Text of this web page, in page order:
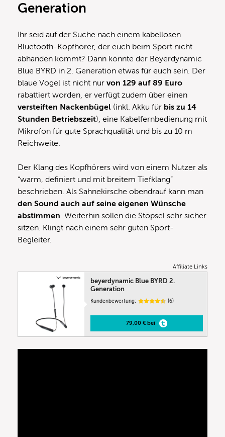
Generation
Ihr seid auf der Suche nach einem kabellosen
Bluetooth-Kopfhörer, der euch beim Sport nicht
abhanden kommt? Dann könnte der Beyerdynamic
Blue BYRD in 2. Generation etwas für euch sein. Der
blaue Vogel ist nicht nur von 129 auf 89 Euro
rabattiert worden, er verfügt zudem über einen
versteiften Nackenbügel (inkl. Akku für bis zu 14
Stunden Betriebszeit), eine Kabelfernbedienung mit
Mikrofon für gute Sprachqualität und bis zu 10 m
Reichweite.
Der Klang des Kopfhörers wird von einem Nutzer als
“warm, definiert und mit breitem Tiefklang”
beschrieben. Als Sahnekirsche obendrauf kann man
den Sound auch auf seine eigenen Wünsche
abstimmen. Weiterhin sollen die Stöpsel sehr sicher
sitzen. Klingt nach einem sehr guten Sport-
Begleiter.
Affiliate Links
beyerdynamic Blue BYRD 2.
Generation
Kundenbewertung: (6)
79,00 € bei